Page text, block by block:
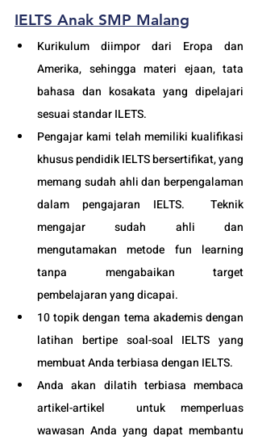
IELTS Anak SMP Malang
Kurikulum diimpor dari Eropa dan
Amerika, sehingga materi ejaan, tata
bahasa dan kosakata yang dipelajari
sesuai standar ILETS.
Pengajar kami telah memiliki kualifikasi
khusus pendidik IELTS bersertifikat, yang
memang sudah ahli dan berpengalaman
dalam pengajaran IELTS.  Teknik
mengajar sudah ahli dan
mengutamakan metode fun learning
tanpa mengabaikan target
pembelajaran yang dicapai.
10 topik dengan tema akademis dengan
latihan bertipe soal-soal IELTS yang
membuat Anda terbiasa dengan IELTS.
Anda akan dilatih terbiasa membaca
artikel-artikel  untuk memperluas
wawasan Anda yang dapat membantu